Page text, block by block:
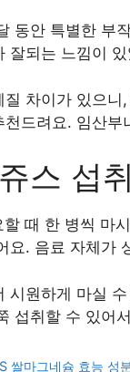
동안 특별한 부
잘되는 느낌이
질 차이가 있으
천드려요. 임산
스 섭
때 한 병씩 마
요. 음료 자체가
시원하게 마실
섭취할 수 있어
쌀마그네슘 효능 성